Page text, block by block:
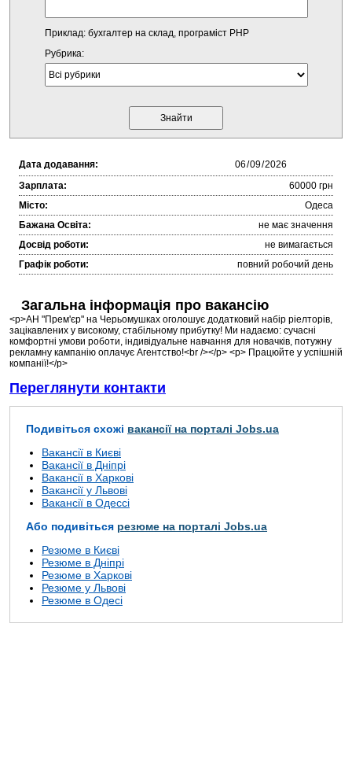
Приклад: бухгалтер на склад, програміст PHP
Рубрика:
Дата додавання:
Зарплата:
60000 грн
Місто:
Одеса
Бажана Освіта:
не має значення
Досвід роботи:
не вимагається
Графік роботи:
повний робочий день
Загальна інформація про вакансію
<p>АН "Прем'єр" на Черьомушках оголошує додатковий набір ріелторів,
зацікавлених у високому, стабільному прибутку! Ми надаємо: сучасні
комфортні умови роботи, індивідуальне навчання для новачків, потужну
рекламну кампанію оплачує Агентство!<br /></p> <p> Працюйте у успішній
компанії!</p>
Переглянути контакти
Подивіться схожі вакансії на порталі Jobs.ua
Вакансії в Києві
Вакансії в Дніпрі
Вакансії в Харкові
Вакансії у Львові
Вакансії в Одессі
Або подивіться резюме на порталі Jobs.ua
Резюме в Києві
Резюме в Дніпрі
Резюме в Харкові
Резюме у Львові
Резюме в Одесі